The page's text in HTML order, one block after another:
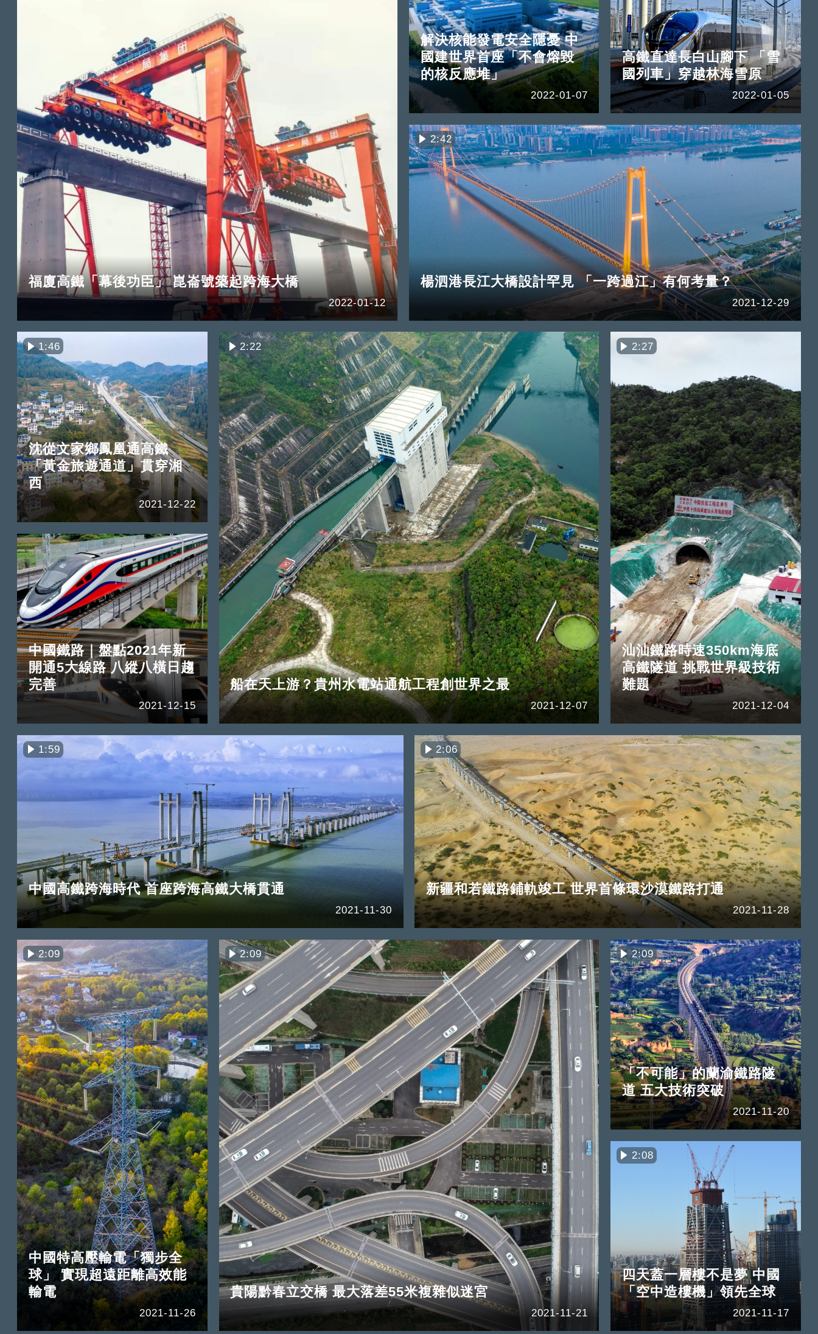
福廈高鐵「幕後功臣」 崑崙號築起跨海大橋
2022-01-12
解決核能發電安全隱憂 中
國建世界首座「不會熔毀
的核反應堆」
2022-01-07
高鐵直達長白山腳下 「雪
國列車」穿越林海雪原
2022-01-05
2:42
楊泗港長江大橋設計罕見 「一跨過江」有何考量？
2021-12-29
1:46
沈從文家鄉鳳凰通高鐵
「黃金旅遊通道」貫穿湘
西
2021-12-22
中國鐵路｜盤點2021年新
開通5大線路 八縱八橫日趨
完善
2021-12-15
2:22
船在天上游？貴州水電站通航工程創世界之最
2021-12-07
2:27
汕汕鐵路時速350km海底
高鐵隧道 挑戰世界級技術
難題
2021-12-04
1:59
中國高鐵跨海時代 首座跨海高鐵大橋貫通
2021-11-30
2:06
新疆和若鐵路鋪軌竣工 世界首條環沙漠鐵路打通
2021-11-28
2:09
中國特高壓輸電「獨步全
球」 實現超遠距離高效能
輸電
2021-11-26
2:09
貴陽黔春立交橋 最大落差55米複雜似迷宮
2021-11-21
2:09
「不可能」的蘭渝鐵路隧
道 五大技術突破
2021-11-20
2:08
四天蓋一層樓不是夢 中國
「空中造樓機」領先全球
2021-11-17